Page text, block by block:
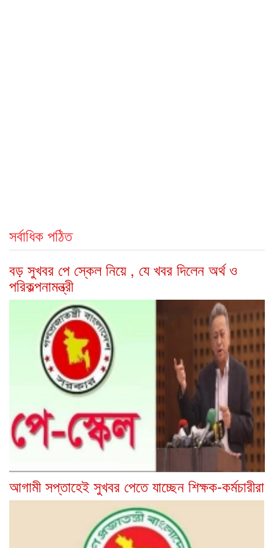
সর্বাধিক পঠিত
বড় সুখবর পে স্কেল নিয়ে , যে খবর দিলেন অর্থ ও
পরিকল্পনামন্ত্রী
আগামী সপ্তাহেই সুখবর পেতে যাচ্ছেন শিক্ষক-কর্মচারীরা